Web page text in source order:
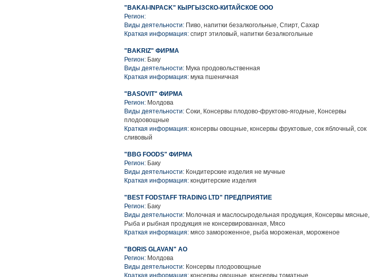
"BAKAI-INPACK" КЫРГЫЗСКО-КИТАЙСКОЕ ООО
Регион:
Виды деятельности: Пиво, напитки безалкогольные, Спирт, Сахар
Краткая информация: спирт этиловый, напитки безалкогольные
"BAKRIZ" ФИРМА
Регион: Баку
Виды деятельности: Мука продовольственная
Краткая информация: мука пшеничная
"BASOVIT" ФИРМА
Регион: Молдова
Виды деятельности: Соки, Консервы плодово-фруктово-ягодные, Консервы
плодоовощные
Краткая информация: консервы овощные, консервы фруктовые, сок яблочный, сок
сливовый
"BBG FOODS" ФИРМА
Регион: Баку
Виды деятельности: Кондитерские изделия не мучные
Краткая информация: кондитерские изделия
"BEST FODSTAFF TRADING LTD" ПРЕДПРИЯТИЕ
Регион: Баку
Виды деятельности: Молочная и маслосыродельная продукция, Консервы мясные,
Рыба и рыбная продукция не консервированная, Мясо
Краткая информация: мясо замороженное, рыба мороженая, мороженое
"BORIS GLAVAN" АО
Регион: Молдова
Виды деятельности: Консервы плодоовощные
Краткая информация: консервы овощные, консервы томатные